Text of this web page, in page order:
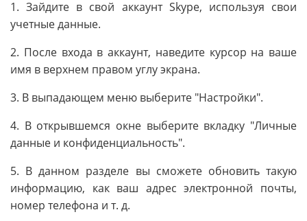
1. Зайдите в свой аккаунт Skype, используя свои
учетные данные.
2. После входа в аккаунт, наведите курсор на ваше
имя в верхнем правом углу экрана.
3. В выпадающем меню выберите "Настройки".
4. В открывшемся окне выберите вкладку "Личные
данные и конфиденциальность".
5. В данном разделе вы сможете обновить такую
информацию, как ваш адрес электронной почты,
номер телефона и т. д.